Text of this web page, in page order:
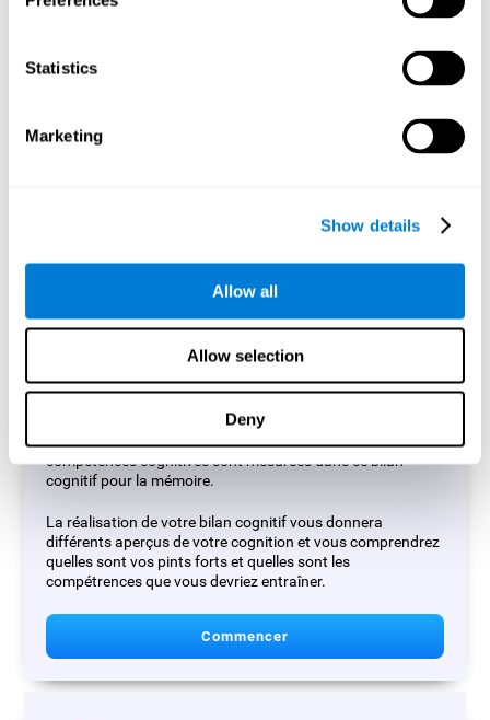
Statistics
Marketing
Show details
Allow all
Allow selection
Deny
différentes. Cet ensemble de capacités cognitives sera
Évaluation cognitive pour la
(CAB-ME)
L'Évaluation Cognitive de la Mémoire (CAB-ME) réalise une
telles que la mémoire à court terme, la mémoire de travail,
la dénomination ou la reconnaissance. Au total, plus de 5
compétences cognitives sont mesurées dans ce bilan
cognitif pour la mémoire.
La réalisation de votre bilan cognitif vous donnera
différents aperçus de votre cognition et vous comprendrez
quelles sont vos pints forts et quelles sont les
compétrences que vous devriez entraîner.
Commencer